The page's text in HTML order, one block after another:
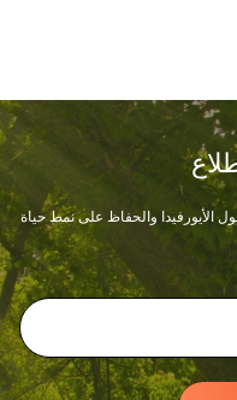
الأيورفيدا والحفاظ على نمط حياة